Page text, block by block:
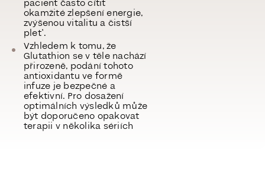
pacient často cítit
okamžité zlepšení energie,
zvýšenou vitalitu a čistší
pleť.
Vzhledem k tomu, že
Glutathion se v těle nachází
přirozeně, podání tohoto
antioxidantu ve formě
infuze je bezpečné a
efektivní. Pro dosažení
optimálních výsledků může
být doporučeno opakovat
terapii v několika sériích